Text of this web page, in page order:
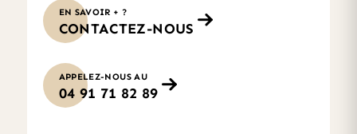
EN SAVOIR + ?
CONTACTEZ-NOUS
APPELEZ-NOUS AU
04 91 71 82 89